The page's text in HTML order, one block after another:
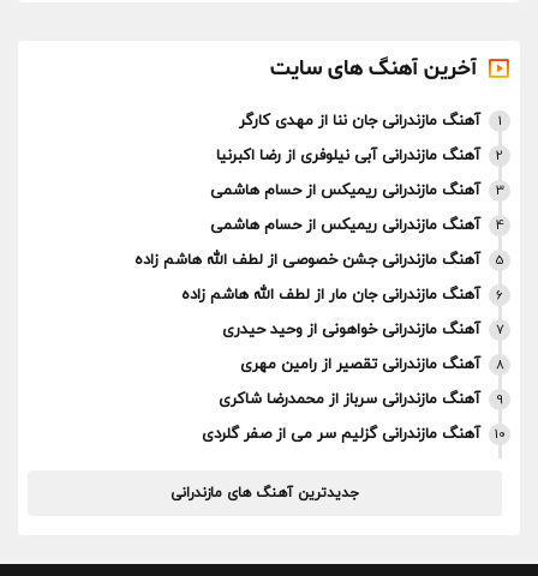
آخرین آهنگ های سایت
1 آهنگ مازندرانی جان ننا از مهدی کارگر
2 آهنگ مازندرانی آبی نیلوفری از رضا اکبرنیا
3 آهنگ مازندرانی ریمیکس از حسام هاشمی
4 آهنگ مازندرانی ریمیکس از حسام هاشمی
5 آهنگ مازندرانی جشن خصوصی از لطف الله هاشم زاده
6 آهنگ مازندرانی جان مار از لطف الله هاشم زاده
7 آهنگ مازندرانی خواهونی از وحید حیدری
8 آهنگ مازندرانی تقصیر از رامین مهری
9 آهنگ مازندرانی سرباز از محمدرضا شاکری
10 آهنگ مازندرانی گزلیم سر می از صفر گلردی
جدیدترین آهنگ های مازندرانی